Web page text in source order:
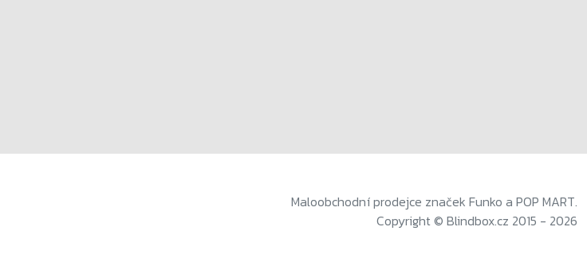
Maloobchodní prodejce značek Funko a POP MART.
Copyright © Blindbox.cz 2015 - 2026